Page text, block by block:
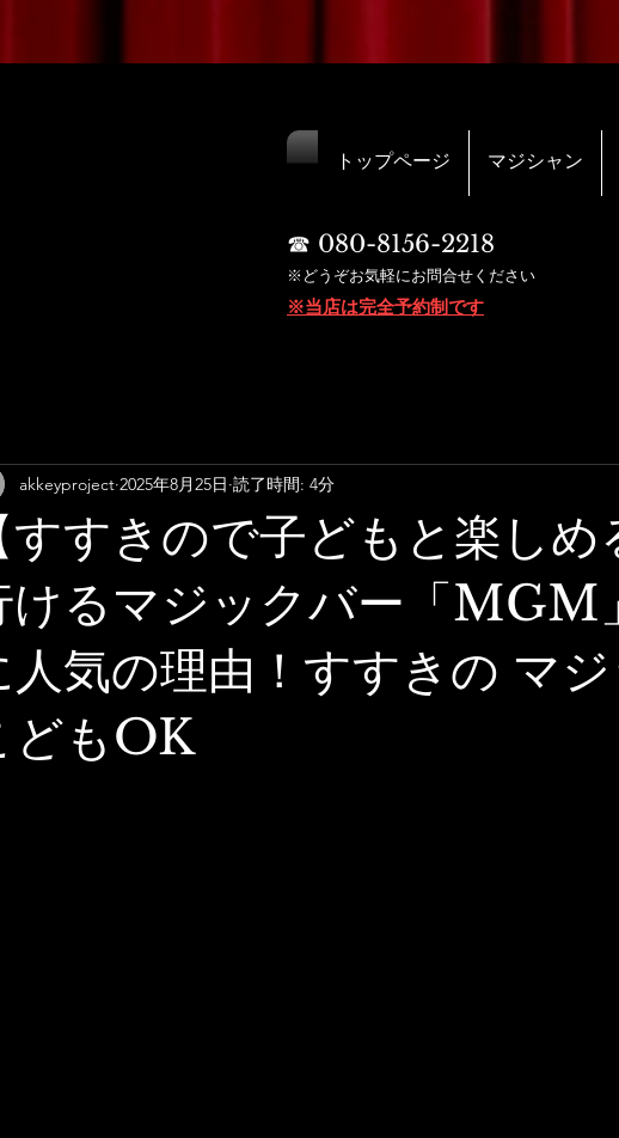
トップページ マジシャン
☎︎ 080-8156-2218
※どうぞお気軽にお問合せください
※当店は完全予約制です
すすきので子どもと楽し
けるマジックバー「MGM
人気の理由！すすきの マ
どもOK
akkeyproject 2025年8月25日 読了時間: 4分